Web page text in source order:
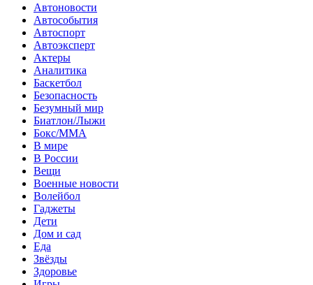
Автоновости
Автособытия
Автоспорт
Автоэксперт
Актеры
Аналитика
Баскетбол
Безопасность
Безумный мир
Биатлон/Лыжи
Бокс/MMA
В мире
В России
Вещи
Военные новости
Волейбол
Гаджеты
Дети
Дом и сад
Еда
Звёзды
Здоровье